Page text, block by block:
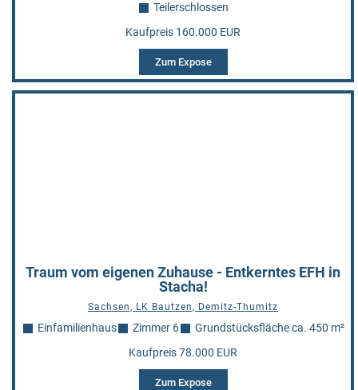
Teilerschlossen
Kaufpreis 160.000 EUR
Zum Expose
Traum vom eigenen Zuhause - Entkerntes EFH in
Stacha!
Sachsen, LK Bautzen, Demitz-Thumitz
Einfamilienhaus Zimmer 6
Grundstücksfläche ca. 450 m²
Kaufpreis 78.000 EUR
Zum Expose